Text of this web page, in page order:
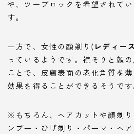
や、ツーブロックを希望されて
す。
一方で、女性の顔剃り( レディー
っているようです。襟そりと顔
ことで、皮膚表面の老化角質を
効果を得ることができるそうです
※もちろん、ヘアカットや顔剃
ンプー・ひげ剃り・パーマ・ヘ